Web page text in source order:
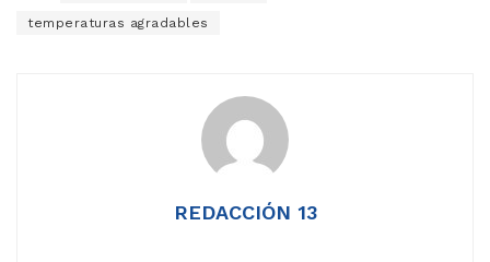
temperaturas agradables
REDACCIÓN 13